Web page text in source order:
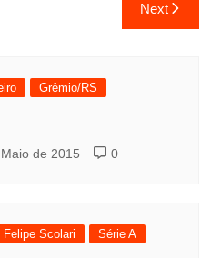
Next
Grêmio/RS
de 2015 0
Felipe Scolari Série A